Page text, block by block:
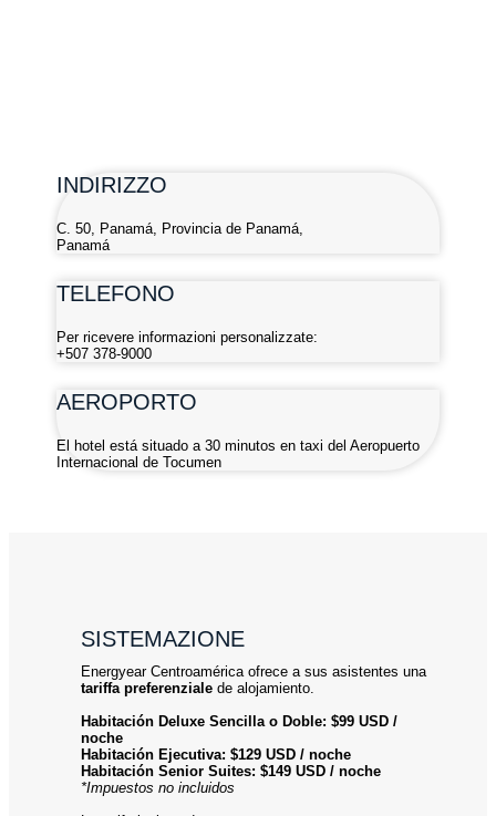
INDIRIZZO
C. 50, Panamá, Provincia de Panamá,
Panamá
TELEFONO
Per ricevere informazioni personalizzate:
+507 378-9000
AEROPORTO
El hotel está situado a 30 minutos en taxi del Aeropuerto
Internacional de Tocumen
SISTEMAZIONE
Energyear Centroamérica ofrece a sus asistentes una
tariffa preferenzialede alojamiento.
Habitación Deluxe Sencilla o Doble: $99 USD /
noche
Habitación Ejecutiva: $129 USD / noche
Habitación Senior Suites: $149 USD / noche
*Impuestos no incluidos